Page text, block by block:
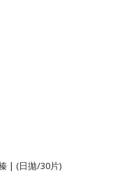
| (日拋/30片)